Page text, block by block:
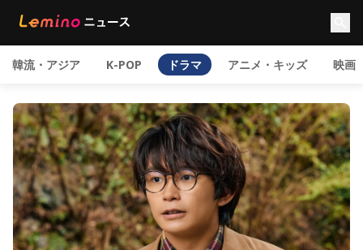
韓流・アジア K-POP ドラマ アニメ・キッズ 映画